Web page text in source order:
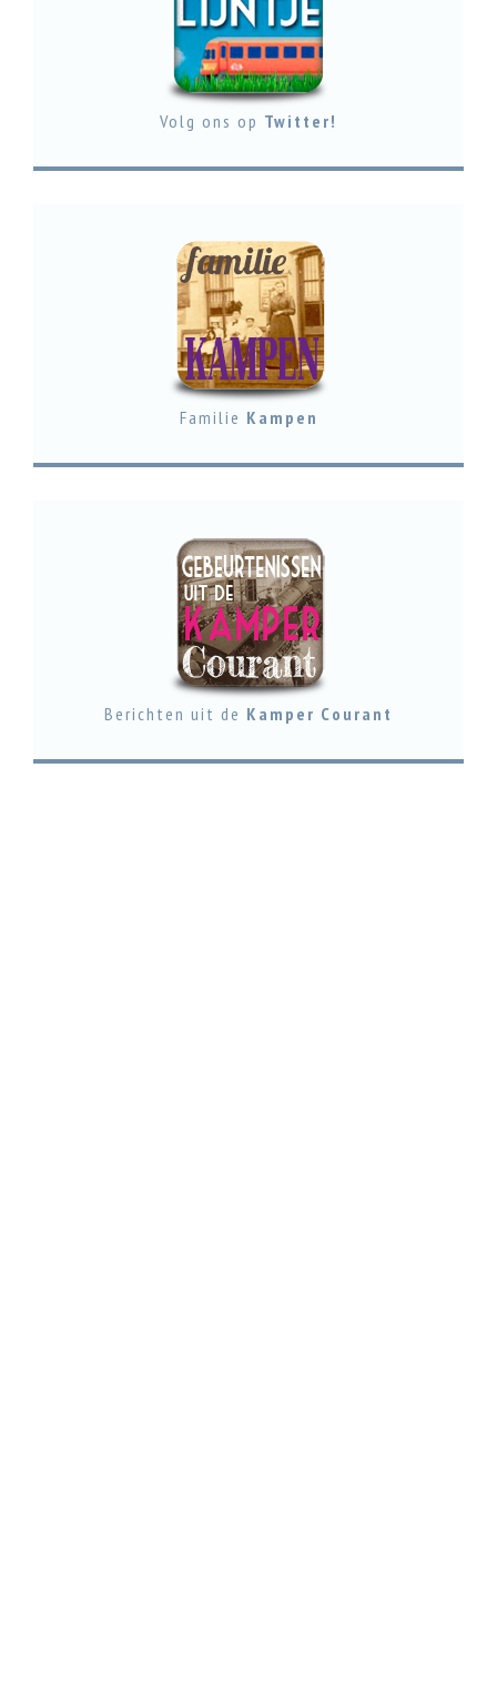
Volg ons op Twitter!
Familie Kampen
Berichten uit de Kamper Courant